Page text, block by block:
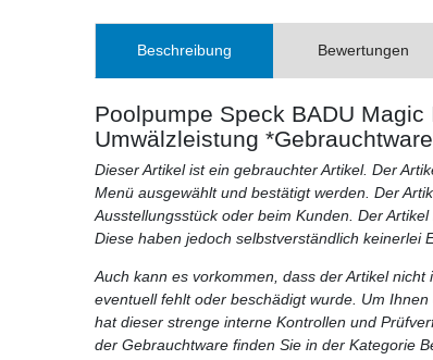
Beschreibung Bewertungen
Poolpumpe Speck BADU Magic
Umwälzleistung
Dieser Artikel ist ein gebrauchter Artikel. Der
Menü ausgewählt und bestätigt werden. Der
Ausstellungsstück oder beim Kunden. Der
Diese haben jedoch selbstverständlich keinerlei
Auch kann es vorkommen, dass der Artikel
eventuell fehlt oder beschädigt wurde. Um
hat dieser strenge interne Kontrollen und
der Gebrauchtware finden Sie in der Kategorie